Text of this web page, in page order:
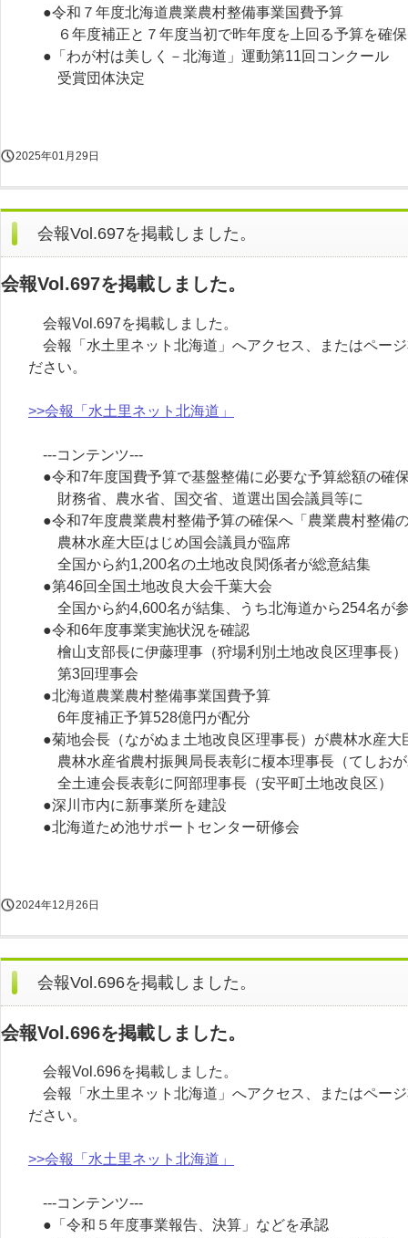
●令和７年度北海道農業農村整備事業国費予算
６年度補正と７年度当初で昨年度を上回る予算を確保
●「わが村は美しく－北海道」運動第11回コンクール
受賞団体決定
2025年01月29日
会報Vol.697を掲載しました。
会報Vol.697を掲載しました。
会報Vol.697を掲載しました。
会報「水土里ネット北海道」へアクセス、またはペー
ださい。
>>会報「水土里ネット北海道」
---コンテンツ---
●令和7年度国費予算で基盤整備に必要な予算総額の確
財務省、農水省、国交省、道選出国会議員等に
●令和7年度農業農村整備予算の確保へ「農業農村整備
農林水産大臣はじめ国会議員が臨席
全国から約1,200名の土地改良関係者が総意結集
●第46回全国土地改良大会千葉大会
全国から約4,600名が結集、うち北海道から254名が
●令和6年度事業実施状況を確認
檜山支部長に伊藤理事（狩場利別土地改良区理事長
第3回理事会
●北海道農業農村整備事業国費予算
6年度補正予算528億円が配分
●菊地会長（ながぬま土地改良区理事長）が農林水産大
農林水産省農村振興局長表彰に榎本理事長（てしおが
全土連会長表彰に阿部理事長（安平町土地改良区）
●深川市内に新事業所を建設
●北海道ため池サポートセンター研修会
2024年12月26日
会報Vol.696を掲載しました。
会報Vol.696を掲載しました。
会報Vol.696を掲載しました。
会報「水土里ネット北海道」へアクセス、またはペー
ださい。
>>会報「水土里ネット北海道」
---コンテンツ---
●「令和５年度事業報告、決算」などを承認